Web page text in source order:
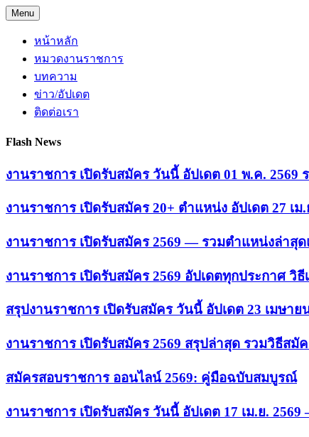
Skip
to
content
Menu
หน้าหลัก
หมวดงานราชการ
บทความ
ข่าว/อัปเดต
ติดต่อเรา
Flash News
งานราชการ เปิดรับสมัคร วันนี้ อัปเดต 01 พ.ค. 2569
งานราชการ เปิดรับสมัคร 20+ ตำแหน่ง อัปเดต 27 เ
งานราชการ เปิดรับสมัคร 2569 — รวมตำแหน่งล่าสุ
งานราชการ เปิดรับสมัคร 2569 อัปเดตทุกประกาศ วิธี
สรุปงานราชการ เปิดรับสมัคร วันนี้ อัปเดต 23 เมษาย
งานราชการ เปิดรับสมัคร 2569 สรุปล่าสุด รวมวิธีสมั
สมัครสอบราชการ ออนไลน์ 2569: คู่มือฉบับสมบูรณ์
งานราชการ เปิดรับสมัคร วันนี้ อัปเดต 17 เม.ย.